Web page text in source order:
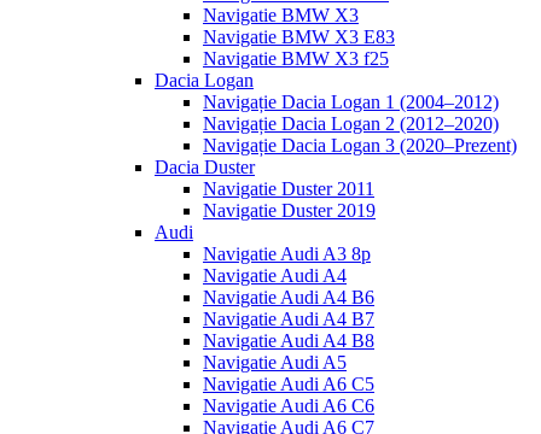
Navigatie BMW X3
Navigatie BMW X3 E83
Navigatie BMW X3 f25
Dacia Logan
Navigație Dacia Logan 1 (2004–2012)
Navigație Dacia Logan 2 (2012–2020)
Navigație Dacia Logan 3 (2020–Prezent)
Dacia Duster
Navigatie Duster 2011
Navigatie Duster 2019
Audi
Navigatie Audi A3 8p
Navigatie Audi A4
Navigatie Audi A4 B6
Navigatie Audi A4 B7
Navigatie Audi A4 B8
Navigatie Audi A5
Navigatie Audi A6 C5
Navigatie Audi A6 C6
Navigatie Audi A6 C7